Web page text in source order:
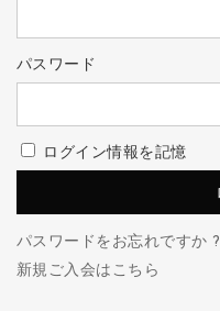
パスワード
ログイン情報を記憶
パスワードをお忘れですか ?
新規ご入会はこちら